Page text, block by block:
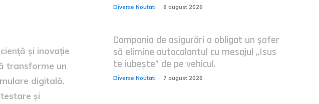
și inovație
transforme un
digitală.
și
Diverse Noutati 8 august 2026
Compania de asigurări a obligat un șofer
să elimine autocolantul cu mesajul „Isus
te iubește” de pe vehicul.
Diverse Noutati 7 august 2026